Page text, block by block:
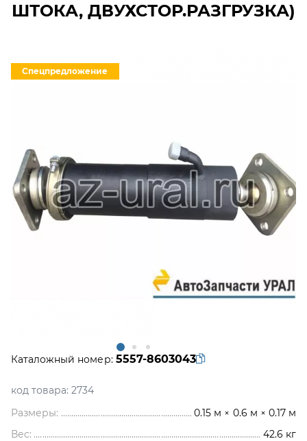
ШТОКА, ДВУХСТОР.РАЗГРУЗКА)
Спецпредложение
Каталожный номер: 5557-8603043
код товара: 2734
Размеры:
0.15 м × 0.6 м × 0.17 м
Вес:
42.6 кг